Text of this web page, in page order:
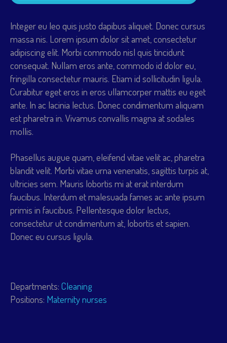
Integer eu leo quis justo dapibus aliquet. Donec cursus
massa nis. Lorem ipsum dolor sit amet, consectetur
adipiscing elit. Morbi commodo nisl quis tincidunt
consequat. Nullam eros ante, commodo id dolor eu,
fringilla consectetur mauris. Etiam id sollicitudin ligula.
Curabitur eget eros in eros ullamcorper mattis eu eget
ante. In ac lacinia lectus. Donec condimentum aliquam
est pharetra in. Vivamus convallis magna at sodales
mollis.
Phasellus augue quam, eleifend vitae velit ac, pharetra
blandit velit. Morbi vitae urna venenatis, sagittis turpis at,
ultricies sem. Mauris lobortis mi at erat interdum
faucibus. Interdum et malesuada fames ac ante ipsum
primis in faucibus. Pellentesque dolor lectus,
consectetur ut condimentum at, lobortis et sapien.
Donec eu cursus ligula.
Departments: Cleaning
Positions: Maternity nurses